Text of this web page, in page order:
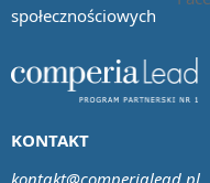
społecznościowych
KONTAKT
kontakt@comperialead.pl